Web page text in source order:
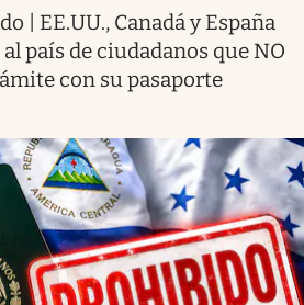
| EE.UU., Canadá y España
país de ciudadanos que NO
con su pasaporte